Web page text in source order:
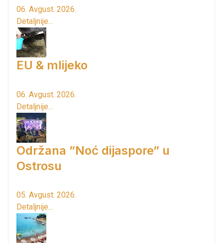
06. Avgust. 2026.
Detaljnije...
EU & mlijeko
06. Avgust. 2026.
Detaljnije...
Održana ”Noć dijaspore” u
Ostrosu
05. Avgust. 2026.
Detaljnije...